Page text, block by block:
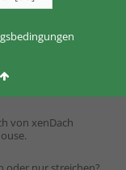
von xenDach
.